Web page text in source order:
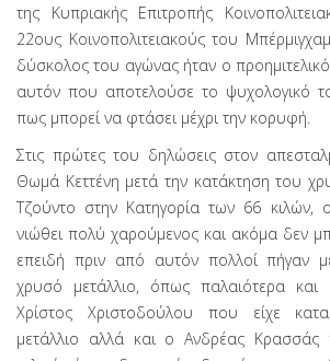
της Κυπριακής Επιτροπής
22ους Κοινοπολιτειακούς του
δύσκολος του αγώνας ήταν ο
αυτόν που αποτελούσε το ψυχολογικό
πως μπορεί να φτάσει μέχρι την κορυφή.
Στις πρώτες του δηλώσεις στον
Θωμά Κεττένη μετά την κατάκτηση του
Τζούντο στην Κατηγορία των 66 κιλών,
νιώθει πολύ χαρούμενος και ακόμα δεν
επειδή πριν από αυτόν πολλοί πήγαν
χρυσό μετάλλιο, όπως παλαιότερα
Χρίστος Χριστοδούλου που είχε
μετάλλιο αλλά και ο Ανδρέας